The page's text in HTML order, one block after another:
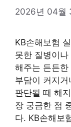
2026년 04월
KB손해보험
못한 질병이
해주는 든든
부담이 커지
판단될 때 해
장 궁금한 점
다. KB손해보